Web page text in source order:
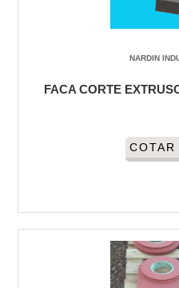
NARDIN
FACA CORTE
COTAR